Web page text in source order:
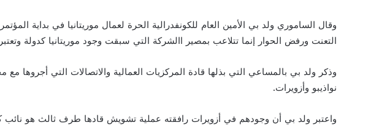
وقال الساموري ولد بي الأمين العام للكونفدرالية الحرة لعمال موريتانيا في بداية
التعنت ورفض الحوار إنما تتلاعب بمصير االشركة التي سبقت وجود موريتانيا كدولة
وذكر ولد بي بالمساعي التي بذلها قادة المركزيات العمالية والاتصالات التي أجروها
نواذيبو وأزويرات.
واعتبر ولد بي أن وجودهم في أزويرات رافقته عملية تشويش قادها طرف ثالث هو نائب